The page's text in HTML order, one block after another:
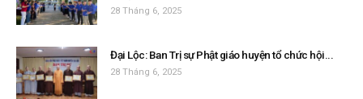
28 Tháng 6, 2025
Đại Lộc: Ban Trị sự Phật giáo huyện tổ chức hội...
28 Tháng 6, 2025